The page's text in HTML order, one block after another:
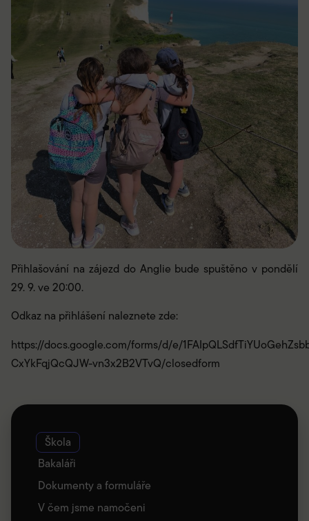
Přihlašování na zájezd do Anglie bude spuštěno v pondělí
29. 9. ve 20:00.
Odkaz na přihlášení naleznete zde:
https://docs.google.com/forms/d/e/
CxYkFqjQcQJW-vn3x2B2VTvQ/closedform
Škola
Bakaláři
Dokumenty a formuláře
V čem jsme namočeni